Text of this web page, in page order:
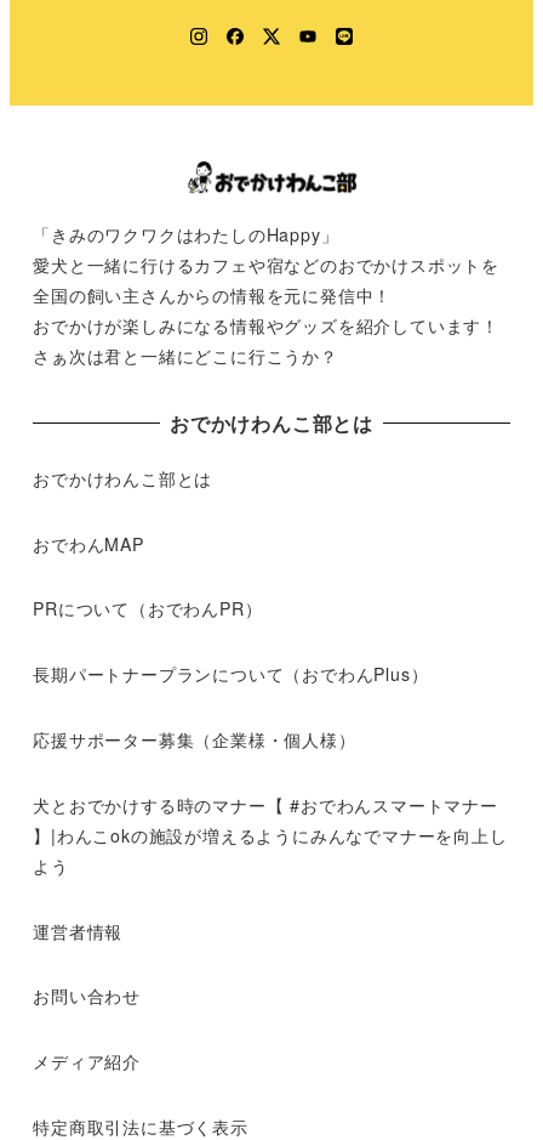
Instagram
Facebook
TwitterYouTube
LINE
「きみのワクワクはわたしのHappy」
愛犬と一緒に行けるカフェや宿などのおでかけスポットを
全国の飼い主さんからの情報を元に発信中！
おでかけが楽しみになる情報やグッズを紹介しています！
さぁ次は君と一緒にどこに行こうか？
おでかけわんこ部とは
おでかけわんこ部とは
おでわんMAP
PRについて（おでわんPR）
長期パートナープランについて（おでわんPlus）
応援サポーター募集（企業様・個人様）
犬とおでかけする時のマナー【 #おでわんスマートマナー
】|わんこokの施設が増えるようにみんなでマナーを向上し
よう
運営者情報
お問い合わせ
メディア紹介
特定商取引法に基づく表示